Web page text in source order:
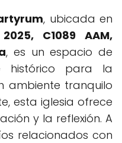
, ubicada en
C1089 AAM,
, es un espacio de
histórico para la
ambiente tranquilo
esta iglesia ofrece
y la reflexión. A
relacionados con